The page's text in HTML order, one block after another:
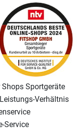
Sportgeräte
Verhältnis
Service